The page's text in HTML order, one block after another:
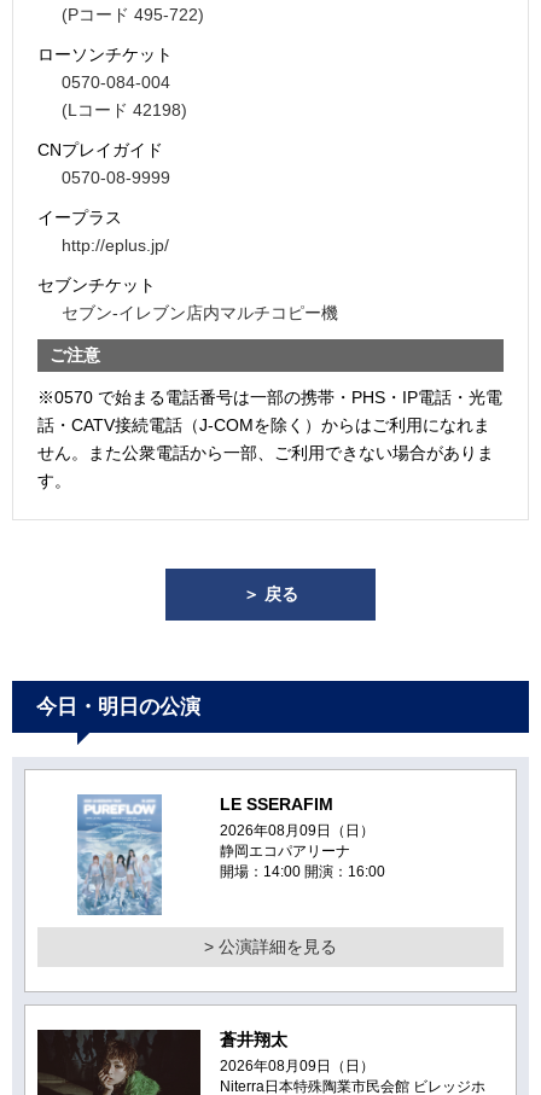
(Pコード 495-722)
ローソンチケット
0570-084-004
(Lコード 42198)
CNプレイガイド
0570-08-9999
イープラス
http://eplus.jp/
セブンチケット
セブン-イレブン店内マルチコピー機
ご注意
※0570 で始まる電話番号は一部の携帯・PHS・IP電話・光電
話・CATV接続電話（J-COMを除く）からはご利用になれま
せん。また公衆電話から一部、ご利用できない場合がありま
す。
＞ 戻る
今日・明日の公演
LE SSERAFIM
2026年08月09日（日）
静岡エコパアリーナ
開場：14:00 開演：16:00
> 公演詳細を見る
蒼井翔太
2026年08月09日（日）
Niterra日本特殊陶業市民会館 ビレッジホ